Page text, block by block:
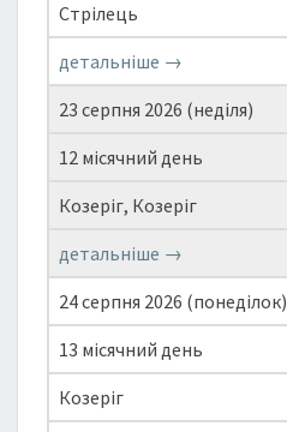
Стрілець
детальніше →
23 серпня 2026 (неділя)
12 місячний день
Козеріг, Козеріг
детальніше →
24 серпня 2026 (понеділок)
13 місячний день
Козеріг